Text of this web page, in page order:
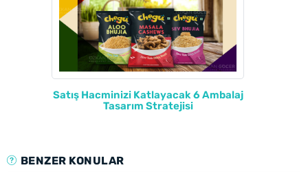
Satış Hacminizi Katlayacak 6 Ambalaj
Tasarım Stratejisi
BENZER KONULAR